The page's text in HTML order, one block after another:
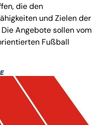
die den
und Zielen der
Angebote sollen vom
Fußball